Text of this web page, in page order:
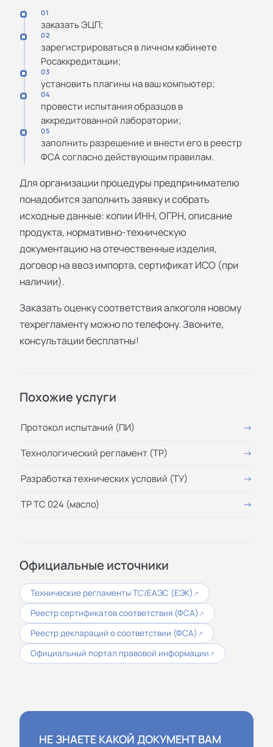
01
заказать ЭЦП;
02
зарегистрироваться в личном кабинете
Росаккредитации;
03
установить плагины на ваш компьютер;
04
провести испытания образцов в
аккредитованной лаборатории;
05
заполнить разрешение и внести его в реестр
ФСА согласно действующим правилам.
Для организации процедуры предпринимателю
понадобится заполнить заявку и собрать
исходные данные: копии ИНН, ОГРН, описание
продукта, нормативно-техническую
документацию на отечественные изделия,
договор на ввоз импорта, сертификат ИСО (при
наличии).
Заказать оценку соответствия алкоголя новому
техрегламенту можно по телефону. Звоните,
консультации бесплатны!
Похожие услуги
Протокол испытаний (ПИ)
Технологический регламент (ТР)
Разработка технических условий (ТУ)
ТР ТС 024 (масло)
Официальные источники
Технические регламенты ТС/ЕАЭС (ЕЭК) ↗
Реестр сертификатов соответствия (ФСА) ↗
Реестр деклараций о соответствии (ФСА) ↗
Официальный портал правовой информации ↗
НЕ ЗНАЕТЕ КАКОЙ ДОКУМЕНТ ВАМ